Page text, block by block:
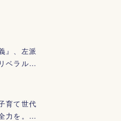
』、左派
ベラル…
育て世代
力を。…